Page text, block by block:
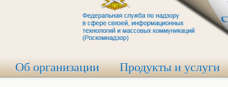
Об организации Продукты и услуги